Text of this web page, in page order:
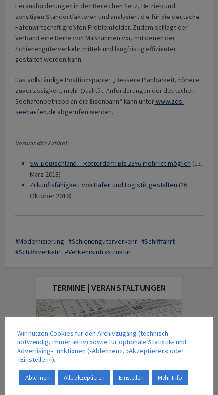
Herausforderungen in den Bereichen Netz, Betrieb und
sonstigen Standortfaktoren und analysiert die für die deutsche
Hafenwirtschaft größten Problemfelder. Zudem schlägt der
Verband eine Reihe von Maßnahmen vor, mit denen der
Schienengüterverkehr mittel- und langfristig effizienter
gestaltet werden kann.
Das vollständige Positionspapier „Bessere Planbarkeit, höhere
Zuverlässigkeit, mehr Qualität: Anforderungen der deutschen
Seehafenbetriebe an die Eisenbahn“ kann unterwww.zds-
seehaefen.de abgerufen werden.
Verwandte Artikel:
SW-Deutschland – Rotterdam: Bis 23% mehr ist möglich (13.
März 2018)
Zukunftsfähigkeit von Hafen und Logistik gestalten (26.
Oktober 2016)
Modernisierung Schienengüterverkehr
Schifffahrt
Schiffsverkehr
Verkehrsinfrastruktur
TERMINE | VERANSTALTUNGEN
Wir nutzen Cookies für den Archivzugang (technisch
notwendig, immer aktiv) sowie für optionale Statistik- und
Advertising-Funktionen (»Ablehnen«, »Akzeptieren« oder
»Einstellen«).
Ablehnen Alle akzeptieren Einstellen Mehr Info